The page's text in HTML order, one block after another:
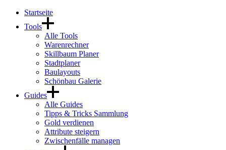
Startseite
Tools
Alle Tools
Warenrechner
Skillbaum Planer
Stadtplaner
Baulayouts
Schönbau Galerie
Guides
Alle Guides
Tipps & Tricks Sammlung
Gold verdienen
Attribute steigern
Zwischenfälle managen